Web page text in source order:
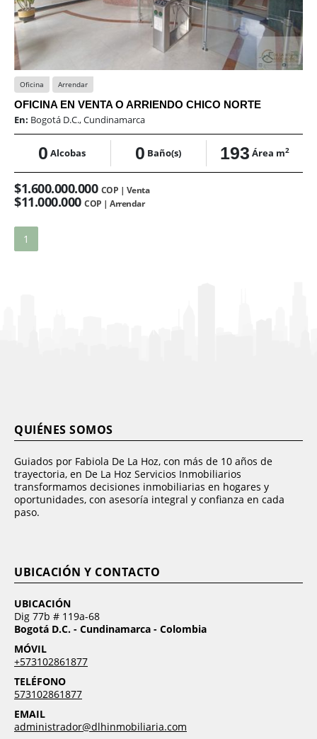
Oficina Arrendar
OFICINA EN VENTA O ARRIENDO CHICO NORTE
En: Bogotá D.C., Cundinamarca
0 Alcobas 0 Baño(s) 193 Área m2
$1.600.000.000 COP | Venta
$11.000.000 COP | Arrendar
1
QUIÉNES SOMOS
Guiados por Fabiola De La Hoz, con más de 10 años de
trayectoria, en De La Hoz Servicios Inmobiliarios
transformamos decisiones inmobiliarias en hogares y
oportunidades, con asesoría integral y confianza en cada
paso.
UBICACIÓN Y CONTACTO
UBICACIÓN
Dig 77b # 119a-68
Bogotá D.C. - Cundinamarca - Colombia
MÓVIL
+573102861877
TELÉFONO
573102861877
EMAIL
administrador@dlhinmobiliaria.com